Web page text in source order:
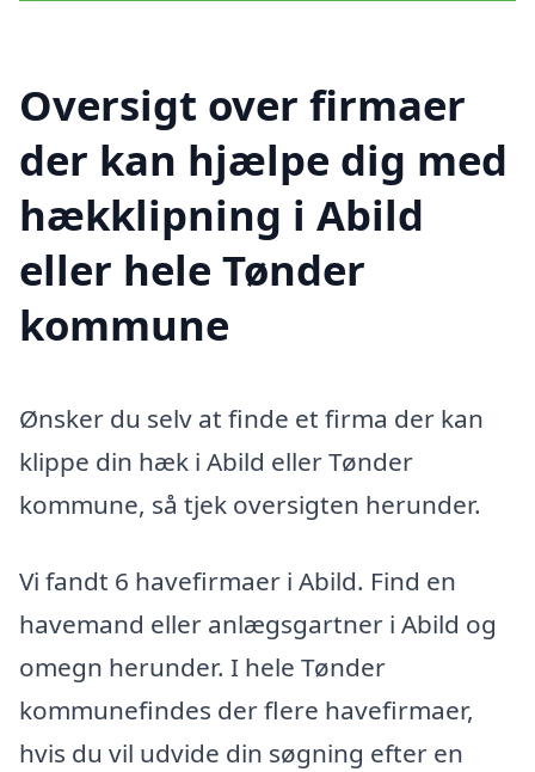
Oversigt over firmaer
der kan hjælpe dig med
hækklipning i Abild
eller hele Tønder
kommune
Ønsker du selv at finde et firma der kan
klippe din hæk i Abild eller Tønder
kommune, så tjek oversigten herunder.
Vi fandt 6 havefirmaer i Abild. Find en
havemand eller anlægsgartner i Abild og
omegn herunder. I hele Tønder
kommunefindes der flere havefirmaer,
hvis du vil udvide din søgning efter en